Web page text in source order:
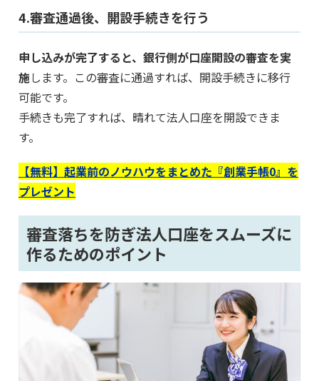
4.審査通過後、開設手続きを行う
申し込みが完了すると、銀行側が口座開設の審査を実
施します。この審査に通過すれば、開設手続きに移行
可能です。
手続きも完了すれば、晴れて法人口座を開設できま
す。
【無料】起業前のノウハウをまとめた『創業手帳0』を
プレゼント
審査落ちを防ぎ法人口座をスムーズに
作るためのポイント